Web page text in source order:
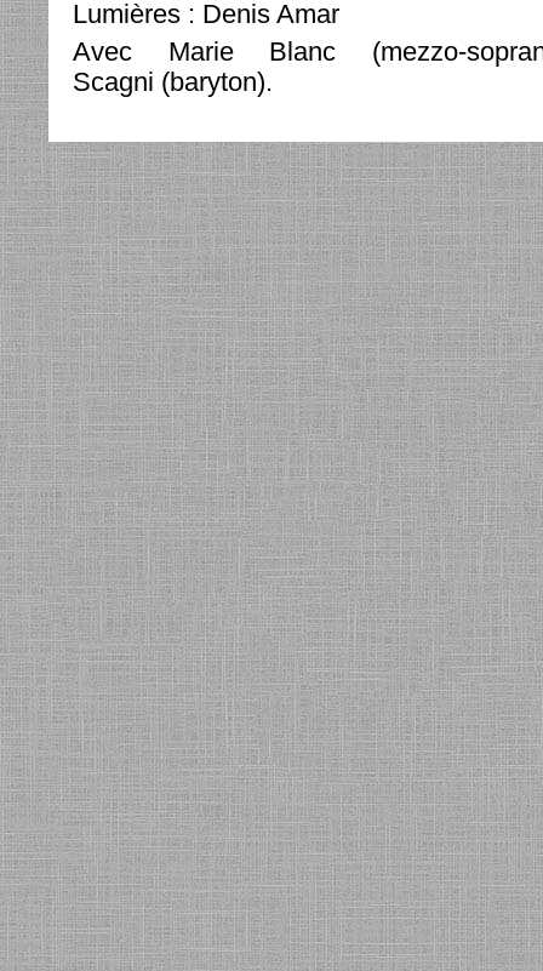
Lumières : Denis Amar
Avec Marie Blanc (mezzo-
Scagni (baryton).